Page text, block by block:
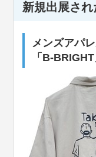
新規出展さ
メンズアパ
「B-